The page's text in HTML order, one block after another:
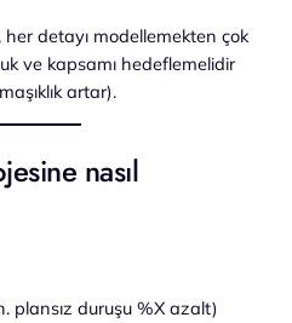
her detayı modellemekten çok
ve kapsamı hedeflemelidir
artar).
nasıl
plansız duruşu %X azalt)